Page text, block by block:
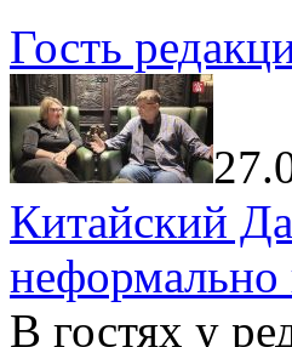
Гость
Китайский
неформально
В гостях у